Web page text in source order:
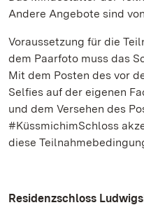
Andere Angebote sind
Voraussetzung für die
dem Paarfoto muss das
Mit dem Posten des vor
Selfies auf der eigenen
und dem Versehen des
#KüssmichimSchloss
diese
Residenzschloss